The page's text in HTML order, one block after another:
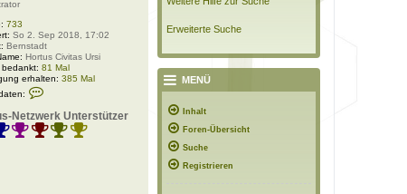
733
So 2. Sep 2018, 17:02
Bernstadt
Hortus Civitas Ursi
bedankt: 81 Mal
erhalten: 385 Mal
t
a
Netzwerk Unterstützer
Erweiterte Suche
MENÜ
Inhalt
Foren-Übersicht
Suche
Registrieren